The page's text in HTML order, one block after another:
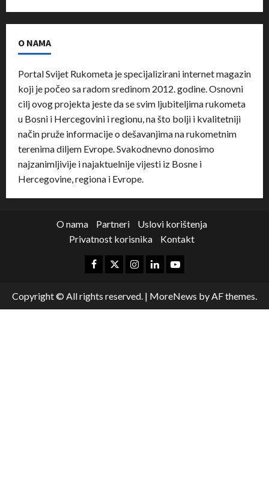
O NAMA
Portal Svijet Rukometa je specijalizirani internet magazin
koji je počeo sa radom sredinom 2012. godine. Osnovni
cilj ovog projekta jeste da se svim ljubiteljima rukometa
u Bosni i Hercegovini i regionu, na što bolji i kvalitetniji
način pruže informacije o dešavanjima na rukometnim
terenima diljem Evrope. Svakodnevno donosimo
najzanimljivije i najaktuelnije vijesti iz Bosne i
Hercegovine, regiona i Evrope.
O nama Partneri
Uslovi korištenja
Privatnost korisnika
Kontakt
Copyright © All rights reserved. | MoreNews by AF themes.